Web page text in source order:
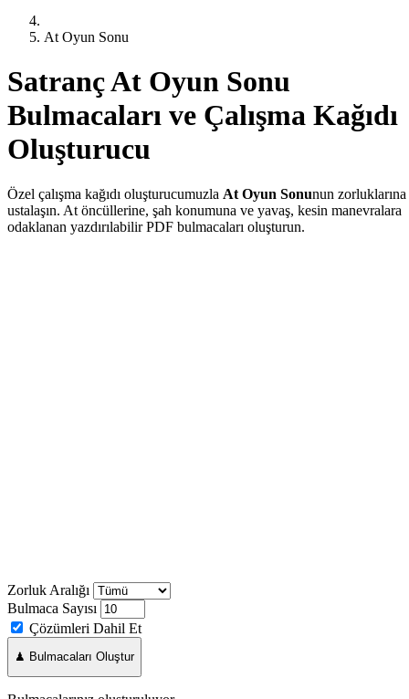
At Oyun Sonu
Satranç At Oyun Sonu
Bulmacaları ve Çalışma Kağıdı
Oluşturucu
Özel çalışma kağıdı oluşturucumuzla At Oyun Sonunun zorluklarına
ustalaşın. At öncüllerine, şah konumuna ve yavaş, kesin manevralara
odaklanan yazdırılabilir PDF bulmacaları oluşturun.
Zorluk Aralığı
Bulmaca Sayısı
Çözümleri Dahil Et
♟ Bulmacaları Oluştur